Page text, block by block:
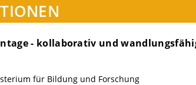
- kollaborativ und
für Bildung und Forschung